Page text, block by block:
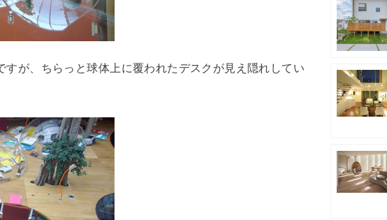
すが、ちらっと球体上に覆われたデスクが見え隠れしてい